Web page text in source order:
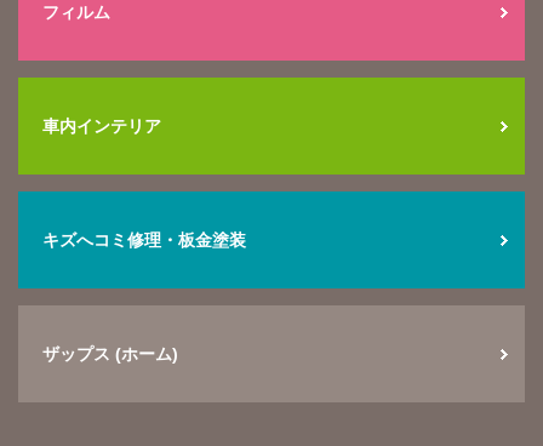
フィルム
車内インテリア
キズへコミ修理・板金塗装
ザップス (ホーム)